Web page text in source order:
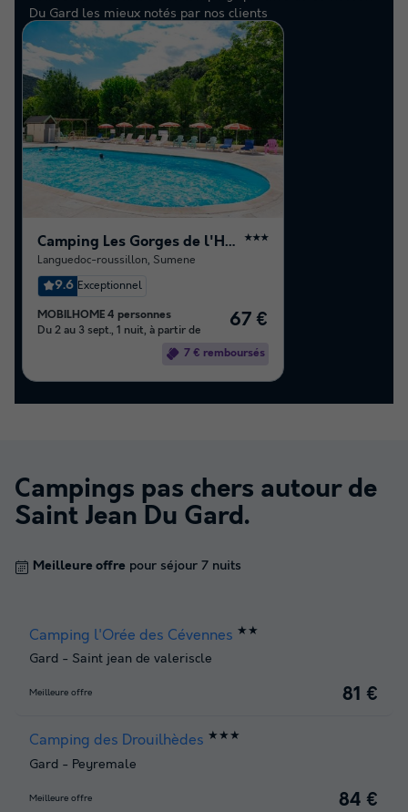
Du Gard les mieux notés par nos clients
Camping Les Gorges de l'Herault ★★★
Languedoc-roussillon, Sumene
9.6 Exceptionnel
MOBILHOME 4 personnes
Du 2 au 3 sept., 1 nuit, à partir de
67 €
7 € remboursés
Campings pas chers autour de
Saint Jean Du Gard.
Meilleure offre pour séjour 7 nuits
Camping l'Orée des Cévennes ★★
Gard - Saint jean de valeriscle
Meilleure offre 81 €
Camping des Drouilhèdes ★★★
Gard - Peyremale
Meilleure offre 84 €